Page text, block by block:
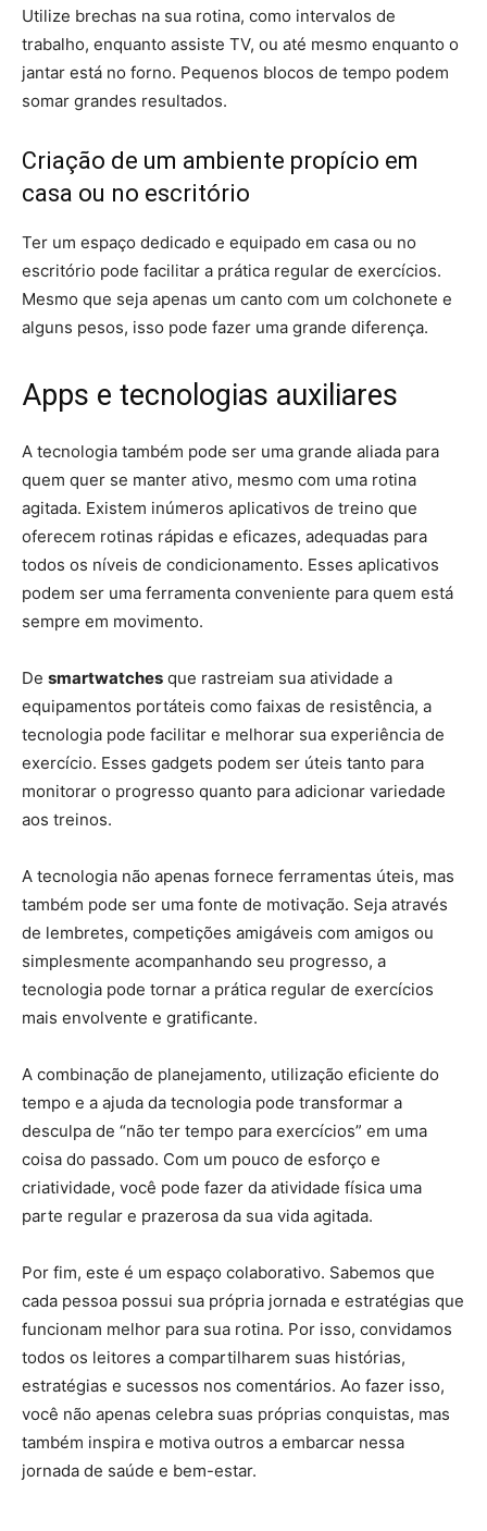
Utilize brechas na sua rotina, como intervalos de
trabalho, enquanto assiste TV, ou até mesmo enquanto o
jantar está no forno. Pequenos blocos de tempo podem
somar grandes resultados.
Criação de um ambiente propício em
casa ou no escritório
Ter um espaço dedicado e equipado em casa ou no
escritório pode facilitar a prática regular de exercícios.
Mesmo que seja apenas um canto com um colchonete e
alguns pesos, isso pode fazer uma grande diferença.
Apps e tecnologias auxiliares
A tecnologia também pode ser uma grande aliada para
quem quer se manter ativo, mesmo com uma rotina
agitada. Existem inúmeros aplicativos de treino que
oferecem rotinas rápidas e eficazes, adequadas para
todos os níveis de condicionamento. Esses aplicativos
podem ser uma ferramenta conveniente para quem está
sempre em movimento.
De smartwatches que rastreiam sua atividade a
equipamentos portáteis como faixas de resistência, a
tecnologia pode facilitar e melhorar sua experiência de
exercício. Esses gadgets podem ser úteis tanto para
monitorar o progresso quanto para adicionar variedade
aos treinos.
A tecnologia não apenas fornece ferramentas úteis, mas
também pode ser uma fonte de motivação. Seja através
de lembretes, competições amigáveis com amigos ou
simplesmente acompanhando seu progresso, a
tecnologia pode tornar a prática regular de exercícios
mais envolvente e gratificante.
A combinação de planejamento, utilização eficiente do
tempo e a ajuda da tecnologia pode transformar a
desculpa de “não ter tempo para exercícios” em uma
coisa do passado. Com um pouco de esforço e
criatividade, você pode fazer da atividade física uma
parte regular e prazerosa da sua vida agitada.
Por fim, este é um espaço colaborativo. Sabemos que
cada pessoa possui sua própria jornada e estratégias que
funcionam melhor para sua rotina. Por isso, convidamos
todos os leitores a compartilharem suas histórias,
estratégias e sucessos nos comentários. Ao fazer isso,
você não apenas celebra suas próprias conquistas, mas
também inspira e motiva outros a embarcar nessa
jornada de saúde e bem-estar.